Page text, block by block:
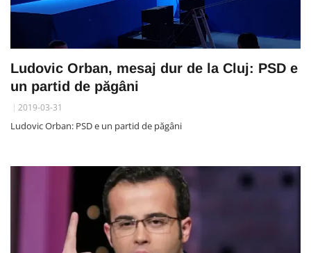
Ludovic Orban, mesaj dur de la Cluj: PSD e
un partid de păgâni
2019-03-31
Ludovic Orban: PSD e un partid de păgâni